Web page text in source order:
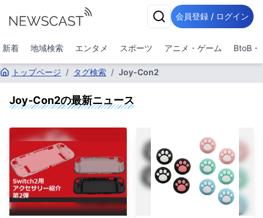
会員登録 / ログイン
新着 地域検索 エンタメ スポーツ アニメ・ゲーム BtoB・
トップページ / タグ検索 / Joy-Con2
Joy-Con2の最新ニュース